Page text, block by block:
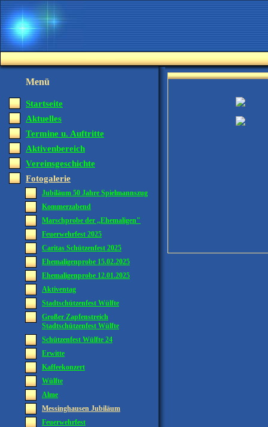
Menü
Startseite
Aktuelles
Termine u. Auftritte
Aktivenbereich
Vereinsgeschichte
Fotogalerie
Jubiläum 50 Jahre Spielmannszug
Kommerzabend
Marschprobe der ,,Ehemaligen"
Feuerwehrfest 2025
Caritas Schützenfest 2025
Ehemaligenprobe 15.02.2025
Ehemaligenprobe 12.01.2025
Aktiventag
Stadtschützenfest Wülfte
Großer Zapfenstreich
Stadtschützenfest Wülfte
Schützenfest Wülfte 24
Erwitte
Kaffeekonzert
Wülfte
Alme
Messinghausen Jubiläum
Feuerwehrfest